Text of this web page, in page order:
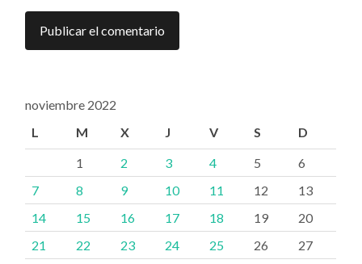
noviembre 2022
L
M X J V S D
1 2 3 4 5
6
7
8 9 10 11 12
13
14
15 16 17 18 19
20
21
22 23 24 25 26
27